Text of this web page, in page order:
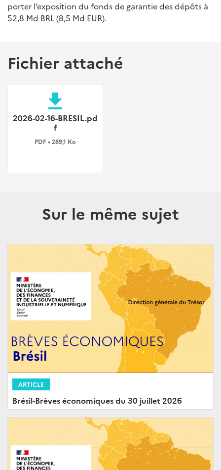
porter l’exposition du fonds de garantie des dépôts à
52,8 Md BRL (8,5 Md EUR).
Fichier attaché
file_download
2026-02-16-BRESIL.pd
f
PDF • 289,1 Ko
Sur le même sujet
ARTICLE
Brésil-Brèves économiques du 30 juillet 2026